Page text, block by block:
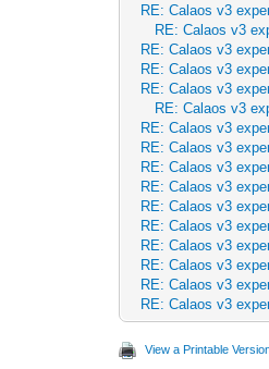
RE: Calaos v3
RE: Calaos v3
RE: Calaos v3
RE: Calaos v3
RE: Calaos v3
RE: Calaos v3
RE: Calaos v3
RE: Calaos v3
RE: Calaos v3
RE: Calaos v3
RE: Calaos v3
RE: Calaos v3
RE: Calaos v3
RE: Calaos v3
RE: Calaos v3
RE: Calaos v3
View a Printable